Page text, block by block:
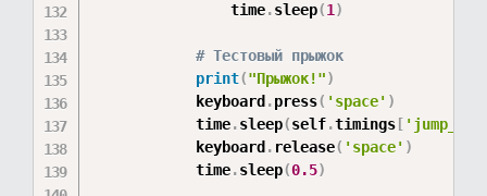
                time
.sleep(1 )
# Тестовый прыжок
print("Прыжок!")
            keyboard
.press( 'space' )
            time
.sleep(self.timings [
            keyboard
. release( 'space' )
            time
.sleep(0.5)